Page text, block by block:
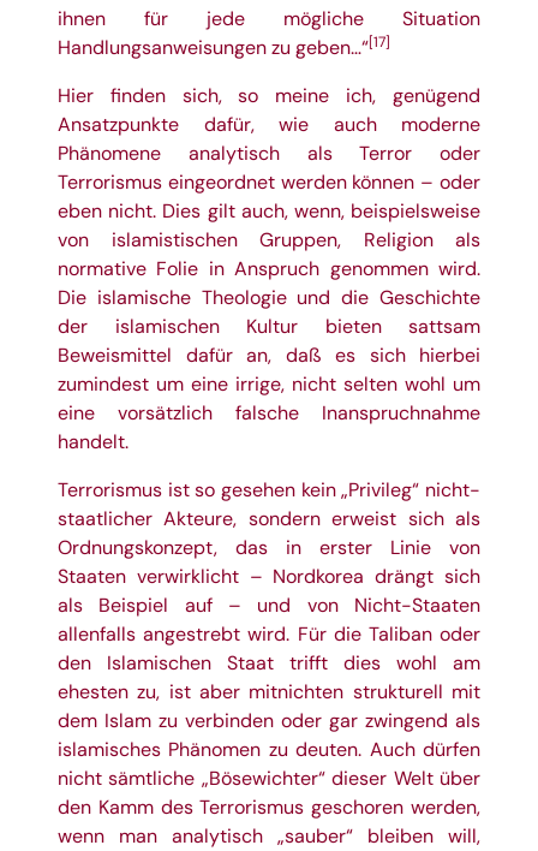
ihnen für jede mögliche Situation
Handlungsanweisungen zu geben…“[17]
Hier finden sich, so meine ich, genügend
Ansatzpunkte dafür, wie auch moderne
Phänomene analytisch als Terror oder
Terrorismus eingeordnet werden können – oder
eben nicht. Dies gilt auch, wenn, beispielsweise
von islamistischen Gruppen, Religion als
normative Folie in Anspruch genommen wird.
Die islamische Theologie und die Geschichte
der islamischen Kultur bieten sattsam
Beweismittel dafür an, daß es sich hierbei
zumindest um eine irrige, nicht selten wohl um
eine vorsätzlich falsche Inanspruchnahme
handelt.
Terrorismus ist so gesehen kein „Privileg“ nicht-
staatlicher Akteure, sondern erweist sich als
Ordnungskonzept, das in erster Linie von
Staaten verwirklicht – Nordkorea drängt sich
als Beispiel auf – und von Nicht-Staaten
allenfalls angestrebt wird. Für die Taliban oder
den Islamischen Staat trifft dies wohl am
ehesten zu, ist aber mitnichten strukturell mit
dem Islam zu verbinden oder gar zwingend als
islamisches Phänomen zu deuten. Auch dürfen
nicht sämtliche „Bösewichter“ dieser Welt über
den Kamm des Terrorismus geschoren werden,
wenn man analytisch „sauber“ bleiben will,